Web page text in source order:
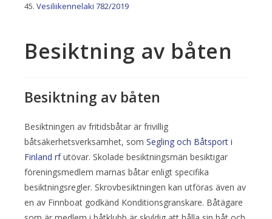
Vesiliikennelaki 782/2019
Besiktning av båten
Besiktning av båten
Besiktningen av fritidsbåtar är frivillig
båtsäkerhetsverksamhet, som Segling och Båtsport i
Finland rfutövar. Skolade besiktningsmän besiktigar
föreningsmedlem marnas båtar enligt specifika
besiktningsregler. Skrovbesiktningen kan utföras även av
en av Finnboat godkänd Konditionsgranskare. Båtägare